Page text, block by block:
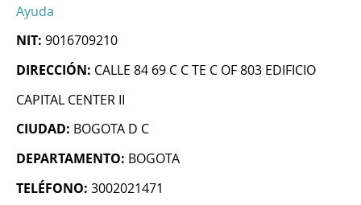
Ayuda
NIT: 9016709210
DIRECCIÓN: CALLE 84 69 C C TE C OF 803 EDIFICIO
CAPITAL CENTER II
CIUDAD: BOGOTA D C
DEPARTAMENTO: BOGOTA
TELÉFONO: 3002021471